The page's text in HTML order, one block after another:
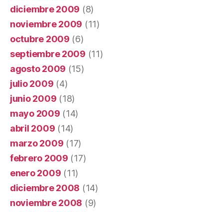
diciembre 2009 (8)
noviembre 2009 (11)
octubre 2009 (6)
septiembre 2009 (11)
agosto 2009 (15)
julio 2009 (4)
junio 2009 (18)
mayo 2009 (14)
abril 2009 (14)
marzo 2009 (17)
febrero 2009 (17)
enero 2009 (11)
diciembre 2008 (14)
noviembre 2008 (9)